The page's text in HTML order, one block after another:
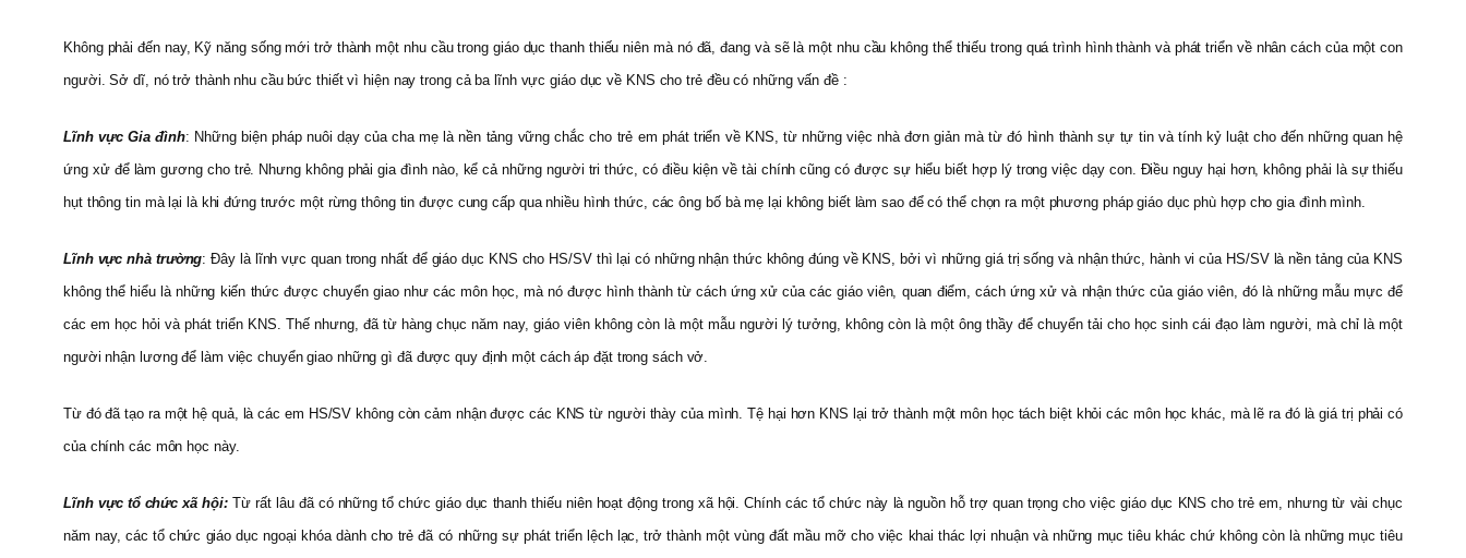
Không phải đến nay, Kỹ năng sống mới trở thành một nhu cầu trong giáo dục thanh thiếu niên mà nó đã, đang và sẽ là một nhu cầu không thể thiếu trong quá trình hình thành và phát triển về nhân cách của một con
người. Sở dĩ, nó trở thành nhu cầu bức thiết vì hiện nay trong cả ba lĩnh vực giáo dục về KNS cho trẻ đều có những vấn đề :
Lĩnh vực Gia đình: Những biện pháp nuôi dạy của cha mẹ là nền tảng vững chắc cho trẻ em phát triển về KNS, từ những việc nhà đơn giản mà từ đó hình thành sự tự tin và tính kỷ luật cho đến những quan hệ
ứng xử để làm gương cho trẻ. Nhưng không phải gia đình nào, kể cả những người tri thức, có điều kiện về tài chính cũng có được sự hiểu biết hợp lý trong việc dạy con. Điều nguy hại hơn, không phải là sự thiếu
hụt thông tin mà lại là khi đứng trước một rừng thông tin được cung cấp qua nhiều hình thức, các ông bố bà mẹ lại không biết làm sao để có thể chọn ra một phương pháp giáo dục phù hợp cho gia đình mình.
Lĩnh vực nhà trường: Đây là lĩnh vực quan trong nhất để giáo dục KNS cho HS/SV thì lại có những nhận thức không đúng về KNS, bởi vì những giá trị sống và nhận thức, hành vi của HS/SV là nền tảng của KNS
không thể hiểu là những kiến thức được chuyển giao như các môn học, mà nó được hình thành từ cách ứng xử của các giáo viên, quan điểm, cách ứng xử và nhận thức của giáo viên, đó là những mẫu mực để
các em học hỏi và phát triển KNS. Thế nhưng, đã từ hàng chục năm nay, giáo viên không còn là một mẫu người lý tưởng, không còn là một ông thầy để chuyển tải cho học sinh cái đạo làm người, mà chỉ là một
người nhận lương để làm việc chuyển giao những gì đã được quy định một cách áp đặt trong sách vở.
Từ đó đã tạo ra một hệ quả, là các em HS/SV không còn cảm nhận được các KNS từ người thày của mình. Tệ hại hơn KNS lại trở thành một môn học tách biệt khỏi các môn học khác, mà lẽ ra đó là giá trị phải có
của chính các môn học này.
Lĩnh vực tổ chức xã hội:Từ rất lâu đã có những tổ chức giáo dục thanh thiếu niên hoạt động trong xã hội. Chính các tổ chức này là nguồn hỗ trợ quan trọng cho việc giáo dục KNS cho trẻ em, nhưng từ vài chục
năm nay, các tổ chức giáo dục ngoại khóa dành cho trẻ đã có những sự phát triển lệch lạc, trở thành một vùng đất mầu mỡ cho việc khai thác lợi nhuận và những mục tiêu khác chứ không còn là những mục tiêu